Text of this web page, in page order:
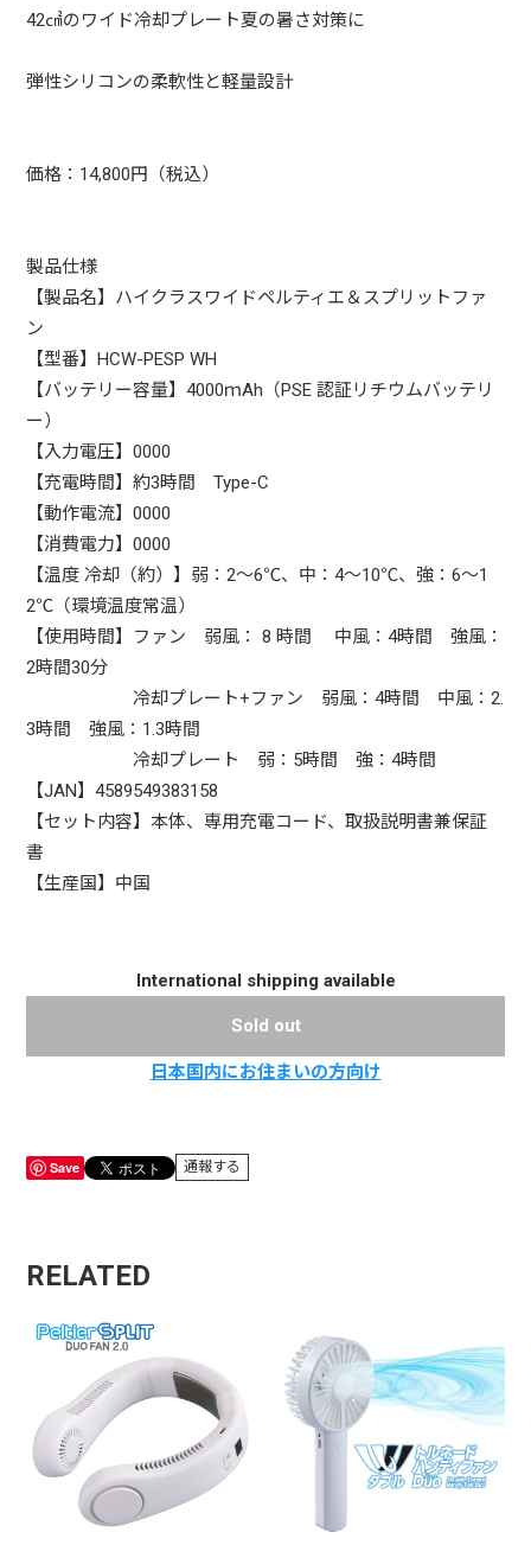
42㎠のワイド冷却プレート夏の暑さ対策に
弾性シリコンの柔軟性と軽量設計
価格：14,800円（税込）
製品仕様
【製品名】ハイクラスワイドペルティエ＆スプリットファ
ン
【型番】HCW-PESP WH
【バッテリー容量】4000ｍAh（PSE 認証リチウムバッテリ
ー）
【入力電圧】0000
【充電時間】約3時間 Type-C
【動作電流】0000
【消費電力】0000
【温度 冷却（約）】弱：2～6℃、中：4～10℃、強：6～1
2℃（環境温度常温）
【使用時間】ファン 弱風： 8 時間 中風：4時間 強風：
2時間30分
冷却プレート+ファン 弱風：4時間 中風：2.
3時間 強風：1.3時間
冷却プレート 弱：5時間 強：4時間
【JAN】4589549383158
【セット内容】本体、専用充電コード、取扱説明書兼保証
書
【生産国】中国
International shipping available
Sold out
日本国内にお住まいの方向け
Save 通報する
RELATED